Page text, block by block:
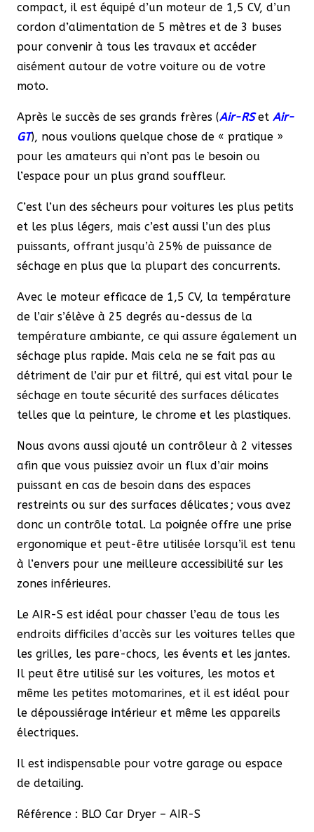
compact, il est équipé d’un moteur de 1,5 CV, d’un
cordon d’alimentation de 5 mètres et de 3 buses
pour convenir à tous les travaux et accéder
aisément autour de votre voiture ou de votre
moto.
Après le succès de ses grands frères (Air-RSet Air-
GT), nous voulions quelque chose de « pratique »
pour les amateurs qui n’ont pas le besoin ou
l’espace pour un plus grand souffleur.
C’est l’un des sécheurs pour voitures les plus petits
et les plus légers, mais c’est aussi l’un des plus
puissants, offrant jusqu’à 25% de puissance de
séchage en plus que la plupart des concurrents.
Avec le moteur efficace de 1,5 CV, la température
de l’air s’élève à 25 degrés au-dessus de la
température ambiante, ce qui assure également un
séchage plus rapide. Mais cela ne se fait pas au
détriment de l’air pur et filtré, qui est vital pour le
séchage en toute sécurité des surfaces délicates
telles que la peinture, le chrome et les plastiques.
Nous avons aussi ajouté un contrôleur à 2 vitesses
afin que vous puissiez avoir un flux d’air moins
puissant en cas de besoin dans des espaces
restreints ou sur des surfaces délicates ; vous avez
donc un contrôle total. La poignée offre une prise
ergonomique et peut-être utilisée lorsqu’il est tenu
à l’envers pour une meilleure accessibilité sur les
zones inférieures.
Le AIR-S est idéal pour chasser l’eau de tous les
endroits difficiles d’accès sur les voitures telles que
les grilles, les pare-chocs, les évents et les jantes.
Il peut être utilisé sur les voitures, les motos et
même les petites motomarines, et il est idéal pour
le dépoussiérage intérieur et même les appareils
électriques.
Il est indispensable pour votre garage ou espace
de detailing.
Référence : BLO Car Dryer – AIR-S